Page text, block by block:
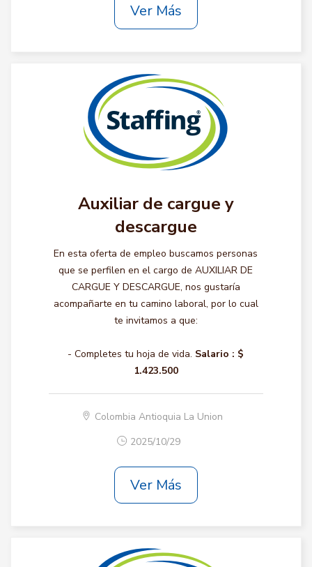
Ver Más
Auxiliar de cargue y
descargue
En esta oferta de empleo buscamos personas
que se perfilen en el cargo de AUXILIAR DE
CARGUE Y DESCARGUE, nos gustaría
acompañarte en tu camino laboral, por lo cual
te invitamos a que:
- Completes tu hoja de vida. Salario : $
1.423.500
Colombia Antioquia La Union
2025/10/29
Ver Más